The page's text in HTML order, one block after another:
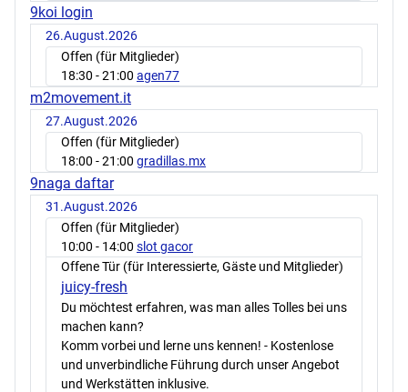
9koi login
26.August.2026
Offen (für Mitglieder)
18:30 - 21:00 agen77
m2movement.it
27.August.2026
Offen (für Mitglieder)
18:00 - 21:00 gradillas.mx
9naga daftar
31.August.2026
Offen (für Mitglieder)
10:00 - 14:00 slot gacor
Offene Tür (für Interessierte, Gäste und Mitglieder)
juicy-fresh
Du möchtest erfahren, was man alles Tolles bei uns
machen kann?
Komm vorbei und lerne uns kennen! - Kostenlose
und unverbindliche Führung durch unser Angebot
und Werkstätten inklusive.